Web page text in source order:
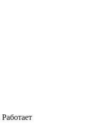
Работает